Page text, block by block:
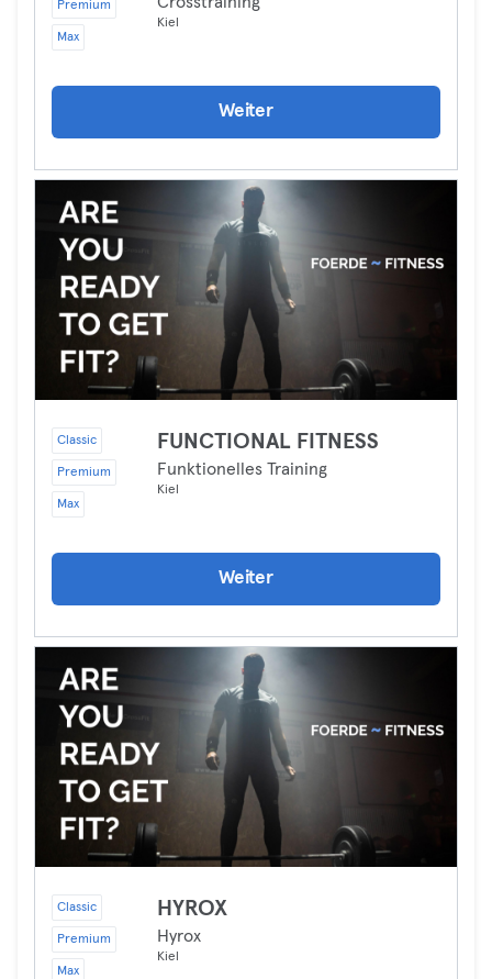
Premium
Max
Kiel
Weiter
Classic
Premium
Max
FUNCTIONAL FITNESS
Funktionelles Training
Kiel
Weiter
Classic
Premium
Max
HYROX
Hyrox
Kiel